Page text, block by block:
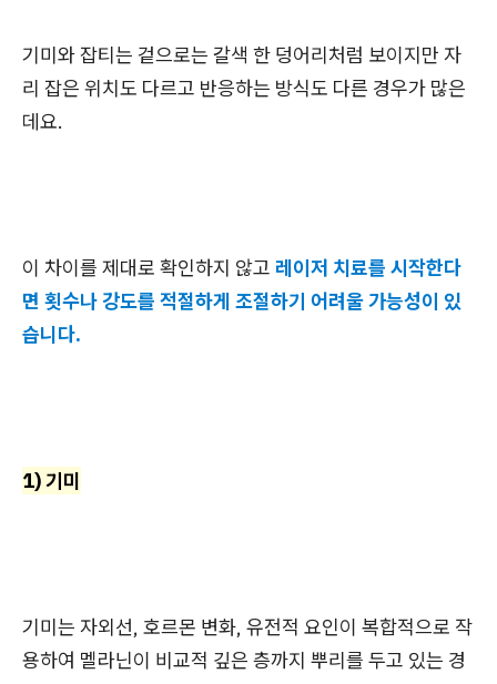
기미와 잡티는 겉으로는 갈색 한 덩어리처럼 보이지만 자
리 잡은 위치도 다르고 반응하는 방식도 다른 경우가 많은
데요.
이 차이를 제대로 확인하지 않고 레이저 치료를 시작한다
면 횟수나 강도를 적절하게 조절하기 어려울 가능성이 있
습니다.
1) 기미
기미는 자외선, 호르몬 변화, 유전적 요인이 복합적으로 작
용하여 멜라닌이 비교적 깊은 층까지 뿌리를 두고 있는 경